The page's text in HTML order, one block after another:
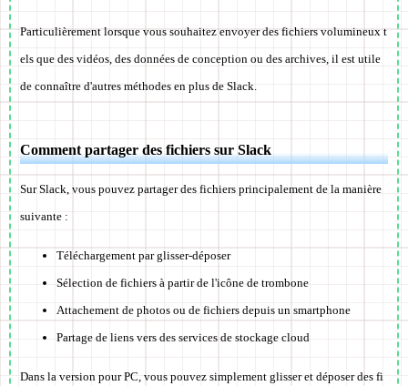
Particulièrement lorsque vous souhaitez envoyer des fichiers volumineux t
els que des vidéos, des données de conception ou des archives, il est utile
de connaître d'autres méthodes en plus de Slack.
Comment partager des fichiers sur Slack
Sur Slack, vous pouvez partager des fichiers principalement de la manière
suivante :
Téléchargement par glisser-déposer
Sélection de fichiers à partir de l'icône de trombone
Attachement de photos ou de fichiers depuis un smartphone
Partage de liens vers des services de stockage cloud
Dans la version pour PC, vous pouvez simplement glisser et déposer des fi